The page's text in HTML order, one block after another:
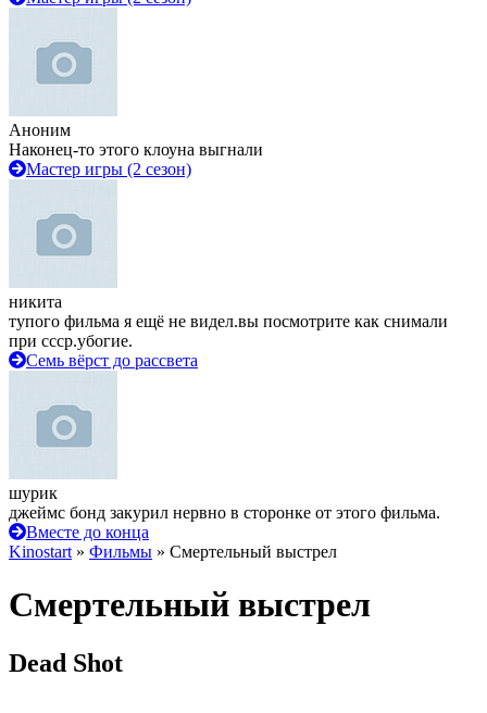
Аноним
Наконец-то этого клоуна выгнали
Мастер игры (2 сезон)
никита
тупого фильма я ещё не видел.вы посмотрите как снимали
при ссср.убогие.
Семь вёрст до рассвета
шурик
джеймс бонд закурил нервно в сторонке от этого фильма.
Вместе до конца
Kinostart » Фильмы » Смертельный выстрел
Смертельный выстрел
Dead Shot